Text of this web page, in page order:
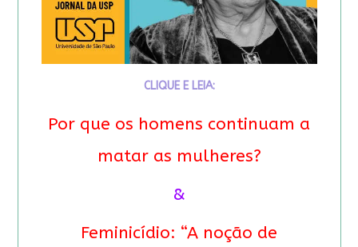
CLIQUE E LEIA:
Por que os homens continuam a
matar as mulheres?
&
Feminicídio: “A noção de